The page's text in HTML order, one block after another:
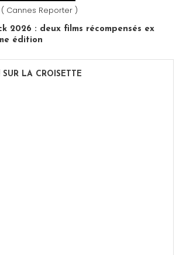
( Cannes Reporter )
2026 : deux films récompensés ex
édition
SUR LA CROISETTE